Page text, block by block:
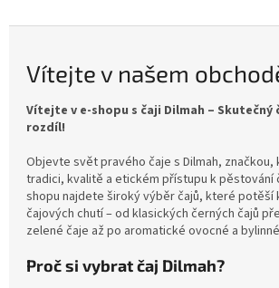
Vítejte v našem
Vítejte v e-shopu s čaji Dilmah – Skutečný
rozdíl!
Objevte svět pravého čaje s Dilmah, značkou,
tradici, kvalitě a etickém přístupu k pěstování
shopu najdete široký výběr čajů, které potěší
čajových chutí – od klasických černých čajů
zelené čaje až po aromatické ovocné a
Proč si vybrat čaj Dilmah?